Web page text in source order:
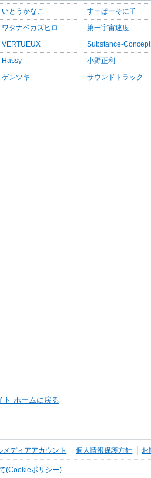
いとうかなこ すーぱーそに子
ワタナベカズヒロ 第一宇宙速度
VERTUEUX Substance-Concept
Hassy 小野正利
ゲンツキ サウンドトラック
ト ホームに戻る
ディアアカウント 個人情報保護方針 お
(Cookieポリシー)